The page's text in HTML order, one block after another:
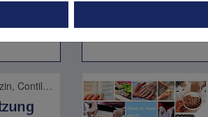
Contilia Pflege und Betreuung, Altersmedizin, Contilia, Pflege